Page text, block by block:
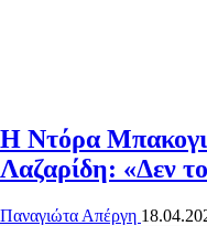
Η Ντόρα
Λαζαρίδη: «Δεν
Παναγιώτα Απέργη